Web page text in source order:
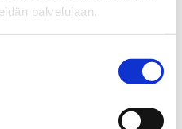
palvelujaan.
sekä muut